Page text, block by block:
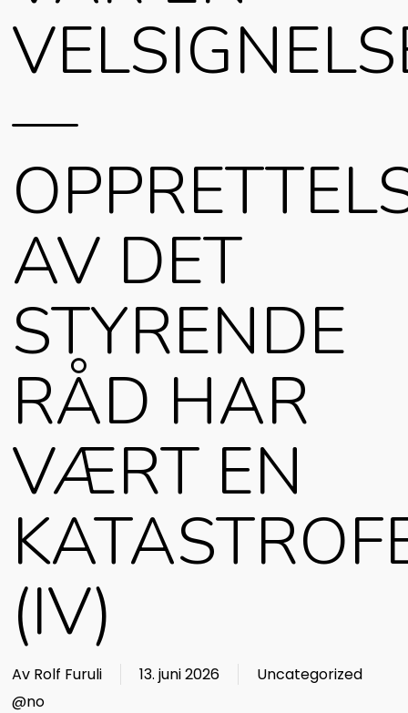
—
AV DET
STYRENDE
RÅD HAR
VÆRT EN
(IV)
Av Rolf Furuli 13. juni 2026
Uncategorized
@no